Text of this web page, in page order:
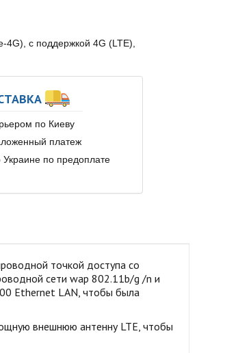
4G), с поддержкой 4G (LTE),
по Киеву
платеж
Украине по предоплате
точкой доступа со
сети wap 802.11b/g /n и
Ethernet LAN, чтобы была
внешнюю антенну LTE, чтобы